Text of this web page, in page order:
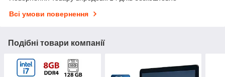
Всі умови повернення
Подібні товари компанії